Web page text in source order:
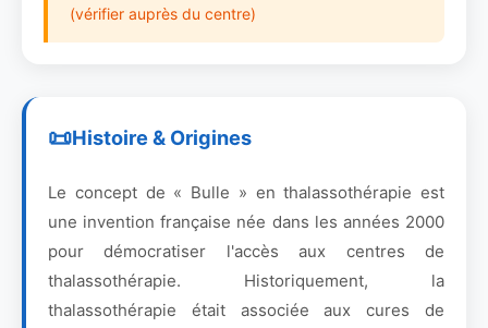
(vérifier auprès du centre)
Histoire & Origines
Le concept de « Bulle » en thalassothérapie est
une invention française née dans les années 2000
pour démocratiser l'accès aux centres de
thalassothérapie. Historiquement, la
thalassothérapie était associée aux cures de